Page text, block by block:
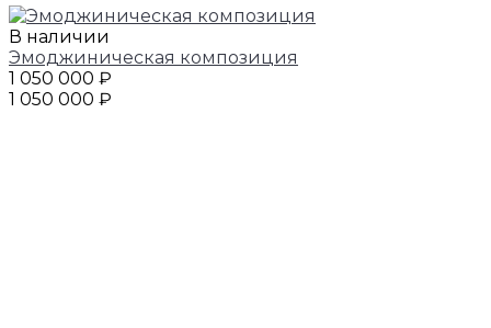
В наличии
Эмоджиническая композиция
1 050 000 ₽
1 050 000 ₽